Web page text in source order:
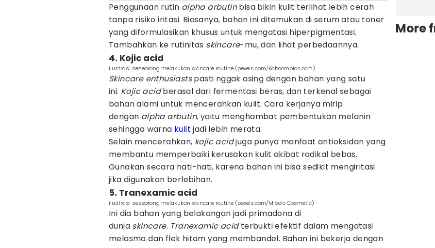
Penggunaan rutin alpha arbutinbisa bikin kulit terlihat lebih cerah
tanpa risiko iritasi. Biasanya, bahan ini ditemukan di serum atau toner
yang diformulasikan khusus untuk mengatasi hiperpigmentasi.
Tambahkan ke rutinitas skincare-mu, dan lihat perbedaannya.
4. Kojic acid
ilustrasi seseorang melakukan skincare routine (pexels.com/Kaboompics.com)
Skincare enthusiastspasti nggak asing dengan bahan yang satu
ini. Kojic acidberasal dari fermentasi beras, dan terkenal sebagai
bahan alami untuk mencerahkan kulit. Cara kerjanya mirip
dengan alpha arbutin, yaitu menghambat pembentukan melanin
sehingga warna kulit jadi lebih merata.
Selain mencerahkan, kojic acidjuga punya manfaat antioksidan yang
membantu memperbaiki kerusakan kulit akibat radikal bebas.
Gunakan secara hati-hati, karena bahan ini bisa sedikit mengiritasi
jika digunakan berlebihan.
5. Tranexamic acid
ilustrasi seseorang melakukan skincare routine (pexels.com/Misolo Cosmetic)
Ini dia bahan yang belakangan jadi primadona di
dunia skincare. Tranexamic acidterbukti efektif dalam mengatasi
melasma dan flek hitam yang membandel. Bahan ini bekerja dengan
More